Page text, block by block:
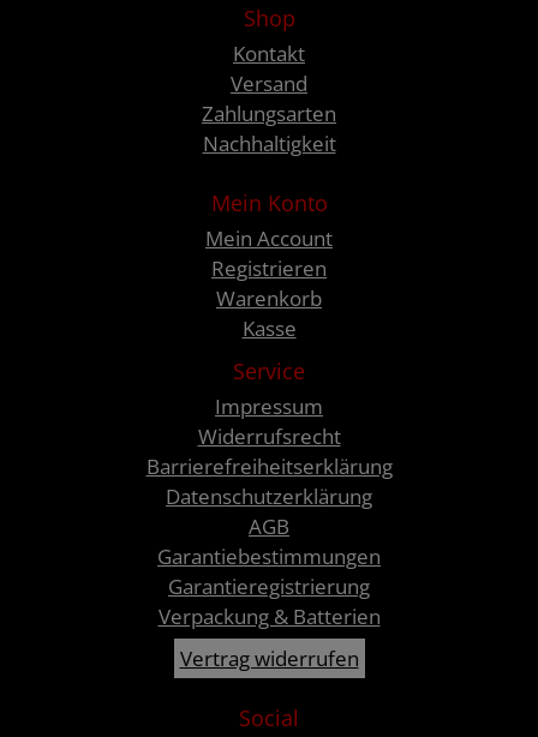
Shop
Kontakt
Versand
Zahlungsarten
Nachhaltigkeit
Mein Konto
Mein Account
Registrieren
Warenkorb
Kasse
Service
Impressum
Widerrufsrecht
Barrierefreiheitserklärung
Datenschutzerklärung
AGB
Garantiebestimmungen
Garantieregistrierung
Verpackung & Batterien
Vertrag widerrufen
Social